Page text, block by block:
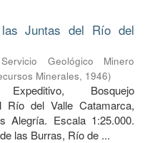
las Juntas del Río del
Geológico Minero
Minerales, 1946)
Expeditivo, Bosquejo
Río del Valle Catamarca,
Alegría. Escala 1:25.000.
las Burras, Río de ...